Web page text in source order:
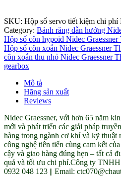
SKU: Hộp số servo tiết kiệm chi phí
Category: Bánh răng dẫn hướng
Hộp số côn hypoid Nidec
Hộp số côn xoắn Nidec Graessner
côn xoắn thu nhỏ Nidec Graessner
gearbox
Mô tả
Hãng sản xuất
Reviews
Nidec Graessner, với hơn 65 năm
mới và phát triển các giải pháp
hàng trong ngành cơ khí và kỹ thuật
công nghệ tiên tiến cùng cam kết
cậy và giao hàng đúng hẹn – tất cả
quả và tối ưu chi phí.Công ty
0932 048 123 || Email: